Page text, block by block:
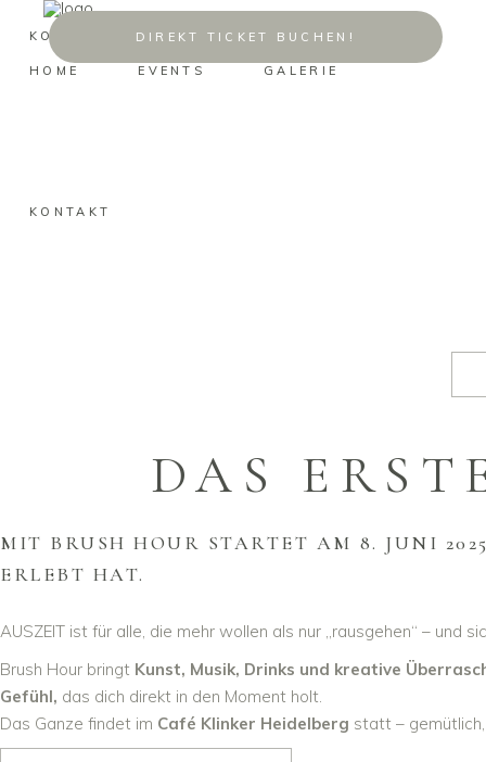
HOME EVENTS GALERIE
KONTAKT
KONTAKT DIREKT TICKET BUCHEN!
DAS
MIT BRUSH HOUR STARTET AM 8. JUNI
ERLEBT HAT.
AUSZEIT ist für alle, die mehr wollen als nur „rausgehen“ – und
Brush Hour bringt Kunst, Musik, Drinks und kreative
Gefühl, das dich direkt in den Moment holt.
Das Ganze findet im Café Klinker Heidelberg statt –